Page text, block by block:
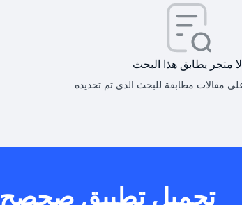
لا متجر يطابق هذا البحث
تحميل تطبيق صحصح